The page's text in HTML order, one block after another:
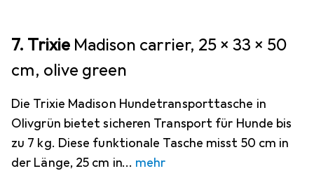
7. Trixie Madison carrier, 25 × 33 × 50
cm, olive green
Die Trixie Madison Hundetransporttasche in
Olivgrün bietet sicheren Transport für Hunde bis
zu 7 kg. Diese funktionale Tasche misst 50 cm in
der Länge, 25 cm in
mehr